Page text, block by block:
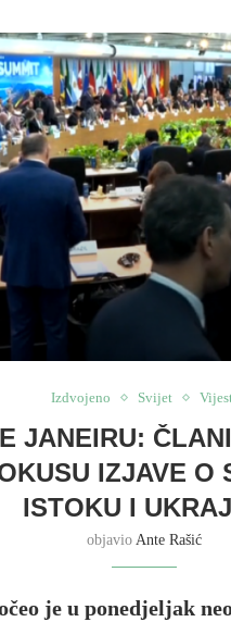
Izdvojeno Svijet
JANEIRU:
IZJAVE O
ISTOKU I
objavio Ante Rašić
je u ponedjeljak